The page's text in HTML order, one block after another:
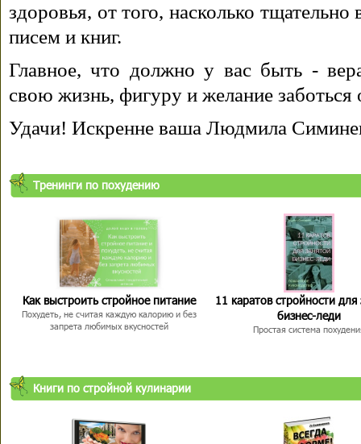
здоровья, от того, насколько
писем и книг.
Главное, что должно у вас быть -
свою жизнь, фигуру и желание заботься
Удачи! Искренне ваша Людмила
Тренинги по похудению
Как выстроить стройное питание
Похудеть, не считая каждую калорию и без
запрета любимых вкусностей
11 каратов стройности для
бизнес-леди
Простая система
Книги по стройной кулинарии